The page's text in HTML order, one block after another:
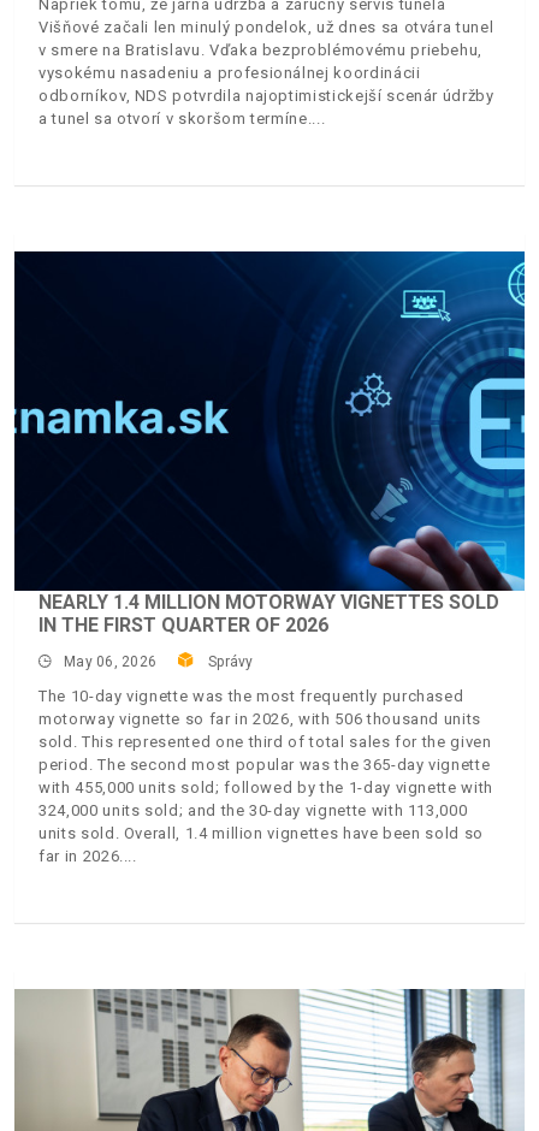
Napriek tomu, že jarná údržba a záručný servis tunela
Višňové začali len minulý pondelok, už dnes sa otvára tunel
v smere na Bratislavu. Vďaka bezproblémovému priebehu,
vysokému nasadeniu a profesionálnej koordinácii
odborníkov, NDS potvrdila najoptimistickejší scenár údržby
a tunel sa otvorí v skoršom termíne.
NEARLY 1.4 MILLION MOTORWAY VIGNETTES SOLD
IN THE FIRST QUARTER OF 2026
May 06, 2026 Správy
The 10-day vignette was the most frequently purchased
motorway vignette so far in 2026, with 506 thousand units
sold. This represented one third of total sales for the given
period. The second most popular was the 365-day vignette
with 455,000 units sold; followed by the 1-day vignette with
324,000 units sold; and the 30-day vignette with 113,000
units sold. Overall, 1.4 million vignettes have been sold so
far in 2026.